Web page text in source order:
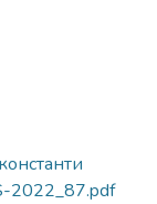
2022_87.pdf